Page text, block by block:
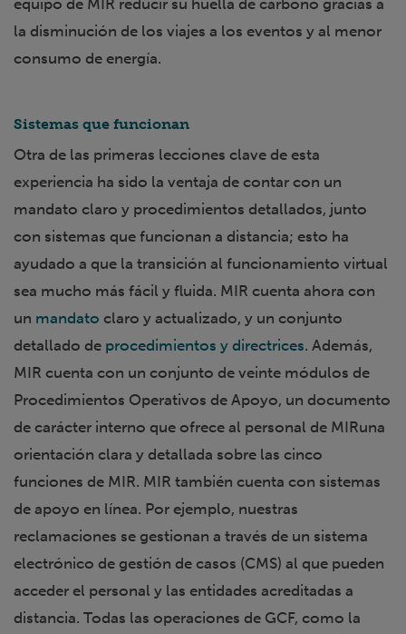
la disminución de los viajes a los eventos y al menor
consumo de energía.
Sistemas que funcionan
Otra de las primeras lecciones clave de esta
experiencia ha sido la ventaja de contar con un
mandato claro y procedimientos detallados, junto
con sistemas que funcionan a distancia; esto ha
ayudado a que la transición al funcionamiento virtual
sea mucho más fácil y fluida. MIR cuenta ahora con
un mandato claro y actualizado, y un conjunto
detallado de procedimientos y directrices. Además,
MIR cuenta con un conjunto de veinte módulos de
Procedimientos Operativos de Apoyo, un documento
de carácter interno que ofrece al personal de MIRuna
orientación clara y detallada sobre las cinco
funciones de MIR. MIR también cuenta con sistemas
de apoyo en línea. Por ejemplo, nuestras
reclamaciones se gestionan a través de un sistema
electrónico de gestión de casos (CMS) al que pueden
acceder el personal y las entidades acreditadas a
distancia. Todas las operaciones de GCF, como la